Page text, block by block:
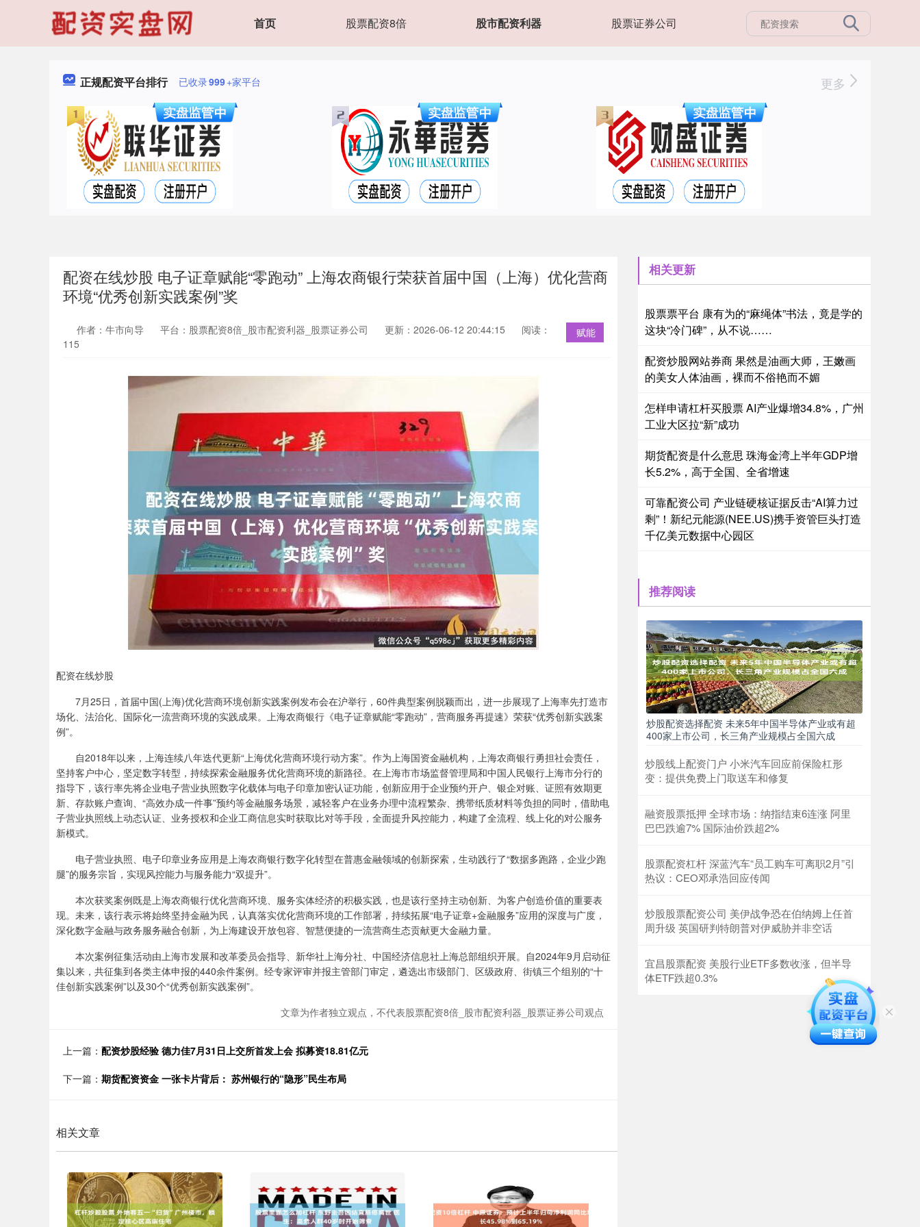
首页 股票配资8倍 股市配资利器 股票证券公司
正规配资平台排行 已收录999+家平台 更多
配资在线炒股 电子证章赋能“零跑动” 上海农商银行荣获首届中国（上海）优化营商
环境“优秀创新实践案例”奖
赋能
作者：牛市向导 平台：股票配资8倍_股市配资利器_股票证券公司 更新：2026-06-12 20:44:15
阅读：
115
配资在线炒股
7月25日，首届中国(上海)优化营商环境创新实践案例发布会在沪举行，60件典型案例脱颖而出，进一步展现了上海率先打造市
场化、法治化、国际化一流营商环境的实践成果。上海农商银行《电子证章赋能“零跑动”，营商服务再提速》荣获“优秀创新实践案
例”。
自2018年以来，上海连续八年迭代更新“上海优化营商环境行动方案”。作为上海国资金融机构，上海农商银行勇担社会责任，
坚持客户中心，坚定数字转型，持续探索金融服务优化营商环境的新路径。在上海市市场监督管理局和中国人民银行上海市分行的
指导下，该行率先将企业电子营业执照数字化载体与电子印章加密认证功能，创新应用于企业预约开户、银企对账、证照有效期更
新、存款账户查询、“高效办成一件事”预约等金融服务场景，减轻客户在业务办理中流程繁杂、携带纸质材料等负担的同时，借助电
子营业执照线上动态认证、业务授权和企业工商信息实时获取比对等手段，全面提升风控能力，构建了全流程、线上化的对公服务
新模式。
电子营业执照、电子印章业务应用是上海农商银行数字化转型在普惠金融领域的创新探索，生动践行了“数据多跑路，企业少跑
腿”的服务宗旨，实现风控能力与服务能力“双提升”。
本次获奖案例既是上海农商银行优化营商环境、服务实体经济的积极实践，也是该行坚持主动创新、为客户创造价值的重要表
现。未来，该行表示将始终坚持金融为民，认真落实优化营商环境的工作部署，持续拓展“电子证章+金融服务”应用的深度与广度，
深化数字金融与政务服务融合创新，为上海建设开放包容、智慧便捷的一流营商生态贡献更大金融力量。
本次案例征集活动由上海市发展和改革委员会指导、新华社上海分社、中国经济信息社上海总部组织开展。自2024年9月启动征
集以来，共征集到各类主体申报的440余件案例。经专家评审并报主管部门审定，遴选出市级部门、区级政府、街镇三个组别的“十
佳创新实践案例”以及30个“优秀创新实践案例”。
文章为作者独立观点，不代表股票配资8倍_股市配资利器_股票证券公司观点
上一篇： 配资炒股经验 德力佳7月31日上交所首发上会 拟募资18.81亿元
下一篇： 期货配资资金 一张卡片背后： 苏州银行的“隐形”民生布局
相关文章
相关更新
股票票平台 康有为的“麻绳体”书法，竟是学的
这块“冷门碑”，从不说……
配资炒股网站券商 果然是油画大师，王嫩画
的美女人体油画，裸而不俗艳而不媚
怎样申请杠杆买股票 AI产业爆增34.8%，广州
工业大区拉“新”成功
期货配资是什么意思 珠海金湾上半年GDP增
长5.2%，高于全国、全省增速
可靠配资公司 产业链硬核证据反击“AI算力过
剩”！新纪元能源(NEE.US)携手资管巨头打造
千亿美元数据中心园区
推荐阅读
炒股配资选择配资 未来5年中国半导体产业或有超
400家上市公司，长三角产业规模占全国六成
炒股线上配资门户 小米汽车回应前保险杠形
变：提供免费上门取送车和修复
融资股票抵押 全球市场：纳指结束6连涨 阿里
巴巴跌逾7% 国际油价跌超2%
股票配资杠杆 深蓝汽车“员工购车可离职2月”引
热议：CEO邓承浩回应传闻
炒股股票配资公司 美伊战争恐在伯纳姆上任首
周升级 英国研判特朗普对伊威胁并非空话
宜昌股票配资 美股行业ETF多数收涨，但半导
体ETF跌超0.3%